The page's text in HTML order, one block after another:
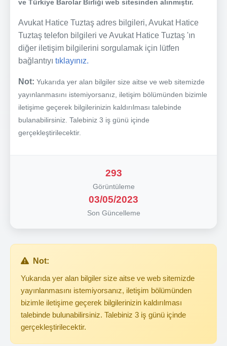
ve Türkiye Barolar Birliği web sitesinden alınmıştır.
Avukat Hatice Tuztaş adres bilgileri, Avukat Hatice
Tuztaş telefon bilgileri ve Avukat Hatice Tuztaş 'ın
diğer iletişim bilgilerini sorgulamak için lütfen
bağlantıyı tıklayınız.
Not: Yukarıda yer alan bilgiler size aitse ve web sitemizde
yayınlanmasını istemiyorsanız, iletişim bölümünden bizimle
iletişime geçerek bilgilerinizin kaldırılması talebinde
bulanabilirsiniz. Talebiniz 3 iş günü içinde
gerçekleştirilecektir.
293
Görüntüleme
03/05/2023
Son Güncelleme
Not:
Yukarıda yer alan bilgiler size aitse ve web sitemizde
yayınlanmasını istemiyorsanız, iletişim bölümünden
bizimle iletişime geçerek bilgilerinizin kaldırılması
talebinde bulunabilirsiniz. Talebiniz 3 iş günü içinde
gerçekleştirilecektir.